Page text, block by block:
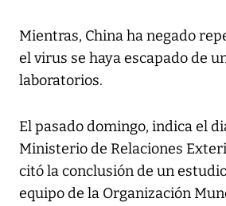
Mientras, China ha negado
el virus se haya escapado de
laboratorios.
El pasado domingo, indica el
Ministerio de Relaciones
citó la conclusión de un
equipo de la Organización